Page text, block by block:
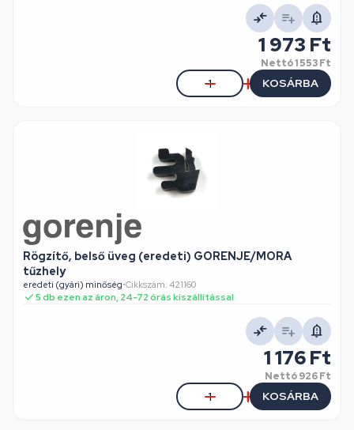
1 973 Ft
Nettó1 553 Ft
KOSÁRBA
Rögzítő, belső üveg (eredeti) GORENJE/MORA
tűzhely
eredeti (gyári) minőség•Cikkszám: 421160
5 db ezen az áron, 24-72 órás kiszállítással
1 176 Ft
Nettó926 Ft
KOSÁRBA